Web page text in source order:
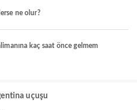
ne olur?
kaç saat önce gelmem
uçuşu